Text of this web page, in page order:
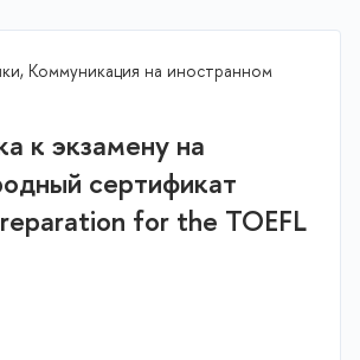
Коммуникация на иностранном
к экзамену на
сертификат
for the TOEFL